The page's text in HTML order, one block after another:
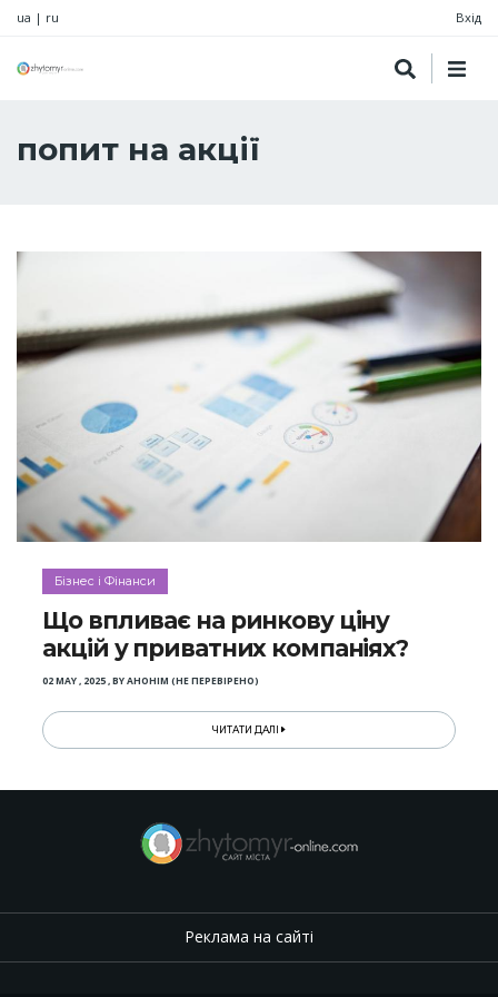
ua | ru Вхід
попит на акції
Бізнес і Фінанси
Що впливає на ринкову ціну
акцій у приватних компаніях?
02 MAY , 2025,BYАНОНІМ (НЕ ПЕРЕВІРЕНО)
ЧИТАТИ ДАЛІ
Реклама на сайті